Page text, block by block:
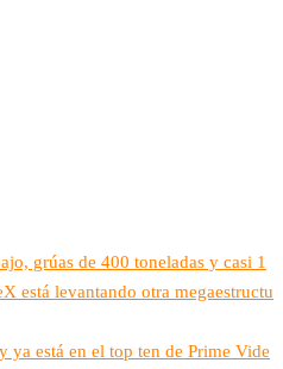
grúas de 400 toneladas y casi 1
está levantando otra megaestructu
ya está en el top ten de Prime Vide